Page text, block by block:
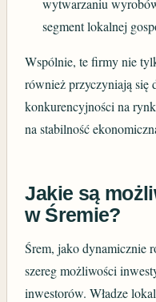
wytwarzaniu
segment lokalnej
Wspólnie, te firmy nie
również przyczyniają się
konkurencyjności na
na stabilność
Jakie są
w Śremie?
Śrem, jako dynamicznie
szereg możliwości
inwestorów. Władze